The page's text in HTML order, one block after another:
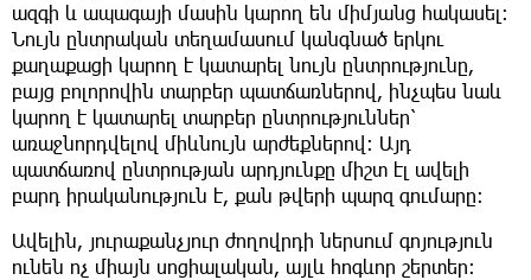
ազգի և ապագայի մասին կարող են միմյանց հակասել։
Նույն ընտրական տեղամասում կանգնած երկու
քաղաքացի կարող է կատարել նույն ընտրությունը,
բայց բոլորովին տարբեր պատճառներով, ինչպես նաև
կարող է կատարել տարբեր ընտրություններ՝
առաջնորդվելով միևնույն արժեքներով։ Այդ
պատճառով ընտրության արդյունքը միշտ էլ ավելի
բարդ իրականություն է, քան թվերի պարզ գումարը։
Ավելին, յուրաքանչյուր ժողովրդի ներսում գոյություն
ունեն ոչ միայն սոցիալական, այլև հոգևոր շերտեր։